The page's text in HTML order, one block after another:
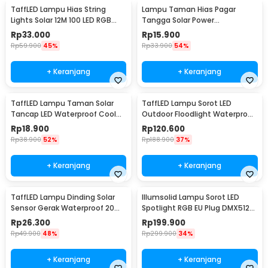
TaffLED Lampu Hias String
Lights Solar 12M 100 LED RGB
Waterproof - YY-3210
Rp33.000
Rp59.900 45%
+ Keranjang
Lampu Taman Hias Pagar
Tangga Solar Power
Waterproof Cool White - HBT-
1501
Rp15.900
Rp33.900 54%
+ Keranjang
TaffLED Lampu Taman Solar
Tancap LED Waterproof Cool
White 6000K - YF-922
Rp18.900
Rp38.900 52%
+ Keranjang
TaffLED Lampu Sorot LED
Outdoor Floodlight Waterproof
Cool White 30W - W804
Rp120.600
Rp188.900 37%
+ Keranjang
TaffLED Lampu Dinding Solar
Sensor Gerak Waterproof 20
LED Cool White - L20
Rp26.300
Rp49.900 48%
+ Keranjang
Illumsolid Lampu Sorot LED
Spotlight RGB EU Plug DMX512
240V 30W - YS-P01
Rp199.900
Rp299.900 34%
+ Keranjang